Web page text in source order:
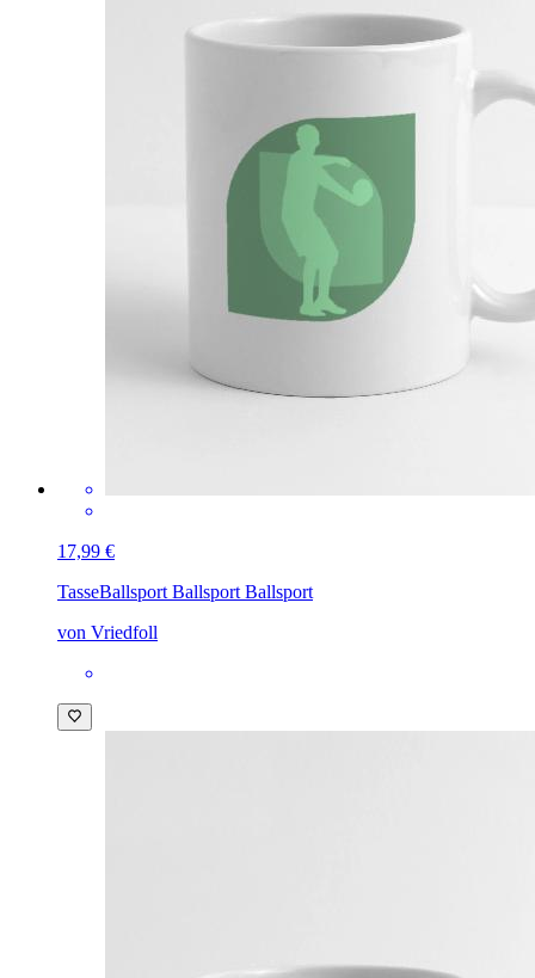
17,99 €
TasseBallsport Ballsport Ballsport
von Vriedfoll